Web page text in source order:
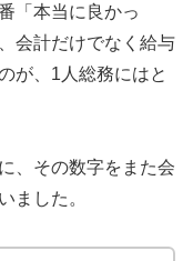
「本当に良かっ
会計だけでなく給与
が、1人総務にはと
、その数字をまた会
ました。